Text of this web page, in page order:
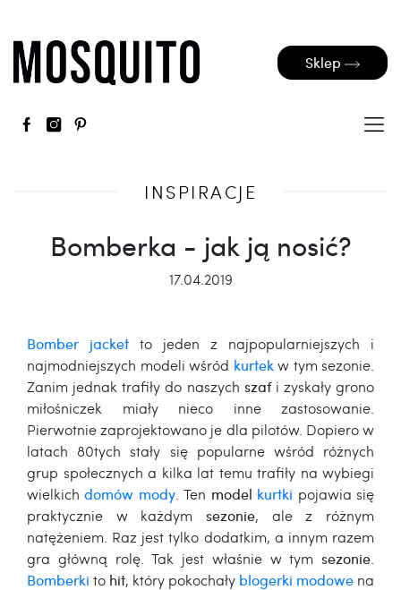
Sklep
INSPIRACJE
Bomberka - jak ją nosić?
17.04.2019
Bomber jacket to jeden z najpopularniejszych i
najmodniejszych modeli wśród kurtek w tym sezonie.
Zanim jednak trafiły do naszych szafi zyskały grono
miłośniczek miały nieco inne zastosowanie.
Pierwotnie zaprojektowano je dla pilotów. Dopiero w
latach 80tych stały się popularne wśród różnych
grup społecznych a kilka lat temu trafiły na wybiegi
wielkichdomów mody. Ten model kurtki pojawia się
praktycznie w każdym sezonie, ale z różnym
natężeniem. Raz jest tylko dodatkim, a innym razem
gra główną rolę. Tak jest właśnie w tym sezonie
Bomberki to hit, który pokochały blogerki modowe na